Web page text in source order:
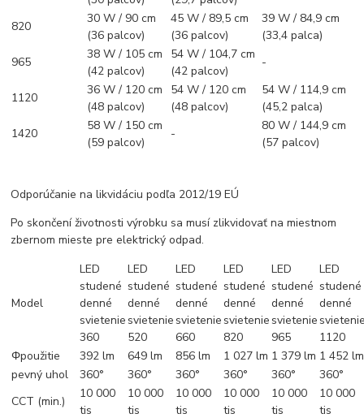
820
30 W / 90 cm
(36 palcov)
45 W / 89,5 cm
(36 palcov)
39 W / 84,9 cm
(33,4 palca)
965
38 W / 105 cm
(42 palcov)
54 W / 104,7 cm
(42 palcov)
-
1120
36 W / 120 cm
(48 palcov)
54 W / 120 cm
(48 palcov)
54 W / 114,9 cm
(45,2 palca)
1420
58 W / 150 cm
(59 palcov)
-
80 W / 144,9 cm
(57 palcov)
Odporúčanie na likvidáciu podľa 2012/19 EÚ
Po skončení životnosti výrobku sa musí zlikvidovať na miestnom
zbernom mieste pre elektrický odpad.
Model
LED
studené
denné
svietenie
360
LED
studené
denné
svietenie
520
LED
studené
denné
svietenie
660
LED
studené
denné
svietenie
820
LED
studené
denné
svietenie
965
LED
studené
denné
1120
Φpoužitie
392 lm 649 lm 856 lm 1 027 lm 1 379 lm 1 452 lm
pevný uhol
360° 360° 360° 360° 360°
360°
CCT (min.)
10 000
tis
10 000
tis
10 000
tis
10 000
tis
10 000
tis
10 000
tis